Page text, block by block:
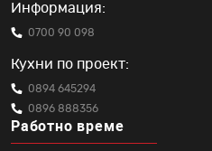
Информация:
0700 90 098
Кухни по проект:
0894 645294
0896 888356
Работно време